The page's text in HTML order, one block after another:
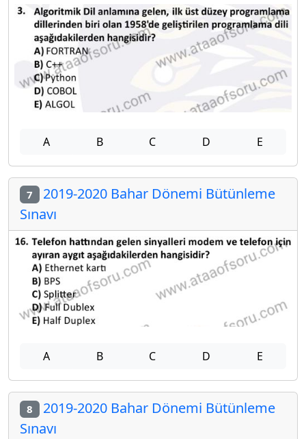
A B C D E
7 2019-2020 Bahar Dönemi Bütünleme
Sınavı
A B C D E
8 2019-2020 Bahar Dönemi Bütünleme
Sınavı